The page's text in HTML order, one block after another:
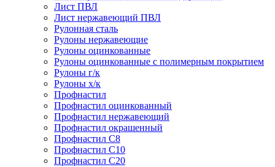
Лист ПВЛ
Лист нержавеющий ПВЛ
Рулонная сталь
Рулоны нержавеющие
Рулоны оцинкованные
Рулоны оцинкованные с полимерным покрытием
Рулоны г/к
Рулоны х/к
Профнастил
Профнастил оцинкованный
Профнастил нержавеющий
Профнастил окрашенный
Профнастил С8
Профнастил С10
Профнастил С20